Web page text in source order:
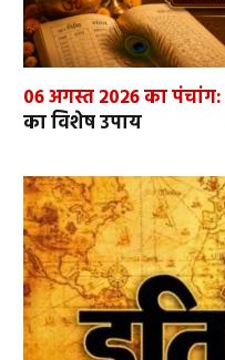
06 अगस्त 2026 का पंचांग:
का विशेष उपाय